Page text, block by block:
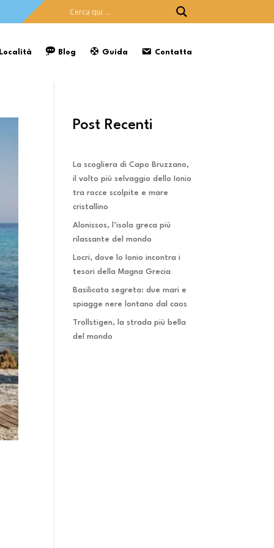
Blog Guida Contatta
Post Recenti
La scogliera di Capo Bruzzano,
il volto più selvaggio dello Ionio
tra rocce scolpite e mare
cristallino
Alonissos, l’isola greca più
rilassante del mondo
Locri, dove lo Ionio incontra i
tesori della Magna Grecia
Basilicata segreta: due mari e
spiagge nere lontano dal caos
Trollstigen, la strada più bella
del mondo